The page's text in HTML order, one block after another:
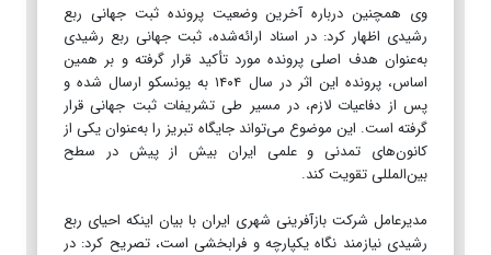
وی همچنین درباره آخرین وضعیت پرونده ثبت جهانی ربع
رشیدی اظهار کرد: در اسناد ارائه‌شده، ثبت جهانی ربع رشیدی
به‌عنوان هدف اصلی پرونده مورد تأکید قرار گرفته و بر همین
اساس، پرونده این اثر در سال ۱۴۰۴ به یونسکو ارسال شده و
پس از دفاعیات لازم، در مسیر طی تشریفات ثبت جهانی قرار
گرفته است. این موضوع می‌تواند جایگاه تبریز را به‌عنوان یکی از
کانون‌های تمدنی و علمی ایران بیش از پیش در سطح
بین‌المللی تقویت کند.
مدیرعامل شرکت بازآفرینی شهری ایران با بیان اینکه احیای ربع
رشیدی نیازمند نگاه یکپارچه و فرابخشی است، تصریح کرد: در